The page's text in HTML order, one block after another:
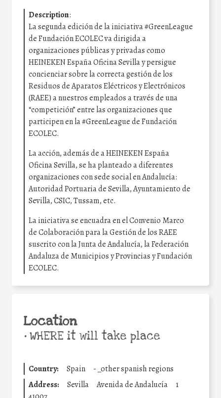
Description:
La segunda edición de la iniciativa #GreenLeague
de Fundación ECOLEC va dirigida a
organizaciones públicas y privadas como
HEINEKEN España Oficina Sevilla y persigue
concienciar sobre la correcta gestión de los
Residuos de Aparatos Eléctricos y Electrónicos
(RAEE) a nuestros empleados a través de una
“competición” entre las organizaciones que
participen en la #GreenLeague de Fundación
ECOLEC.
La acción, además de a HEINEKEN España
Oficina Sevilla, se ha planteado a diferentes
organizaciones con sede social en Andalucía:
Autoridad Portuaria de Sevilla, Ayuntamiento de
Sevilla, CSIC, Tussam, etc.
La iniciativa se encuadra en el Convenio Marco
de Colaboración para la Gestión de los RAEE
suscrito con la Junta de Andalucía, la Federación
Andaluza de Municipios y Provincias y Fundación
ECOLEC.
Location
•WHERE it will take place
Country: Spain - _other spanish regions
Address:
Sevilla Avenida de Andalucía
1